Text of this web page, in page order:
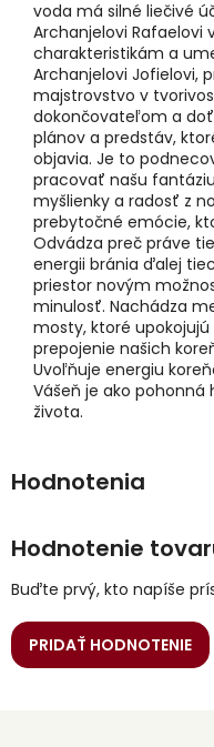
voda má silné liečivé
Archanjelovi Rafaelovi
charakteristikám a
Archanjelovi Jofielovi,
majstrovstvo v
dokončovateľom a
plánov a predstáv,
objavia. Je to
pracovať našu
myšlienky a radosť z
prebytočné emócie,
Odvádza preč práve
energii bránia ďalej
priestor novým
minulosť. Nachádza
mosty, ktoré upokojujú
prepojenie našich
Uvoľňuje energiu
Vášeň je ako
života.
Hodnotenie
Buďte prvý, kto napíše
PRIDAŤ HODNOTENIE